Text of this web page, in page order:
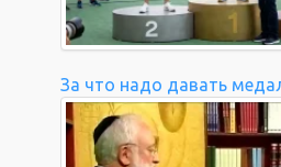
За что надо давать